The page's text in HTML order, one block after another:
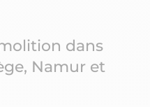
dans
Namur et